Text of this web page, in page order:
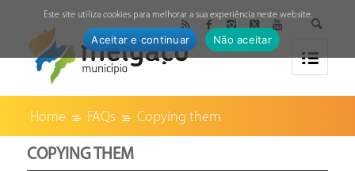
Home FAQs Copying them
COPYING THEM
Este site utiliza cookies para melhorar a sua experiência neste website.
Aceitar e continuar Não aceitar